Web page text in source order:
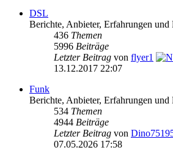
DSL
Berichte, Anbieter, Erfahrungen
436 Themen
5996 Beiträge
Letzter Beitrag von flyer1
13.12.2017 22:07
Funk
Berichte, Anbieter, Erfahrungen
534 Themen
4944 Beiträge
Letzter Beitrag von
07.05.2026 17:58